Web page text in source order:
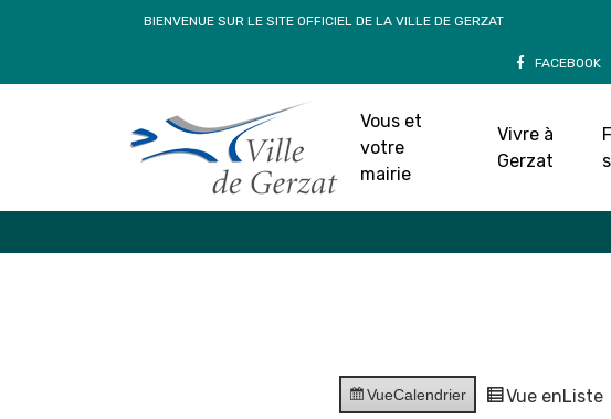
BIENVENUE SUR LE SITE OFFICIEL DE LA VILLE DE GERZAT
FACEBOOK
Vous et
votre
mairie
Vivre à
Gerzat
VueCalendrier Vue enListe